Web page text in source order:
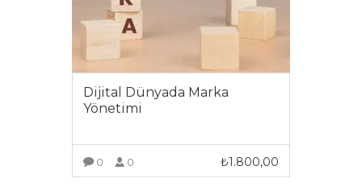
Dijital Dünyada Marka
Yönetimi
0 0 ₺1.800,00